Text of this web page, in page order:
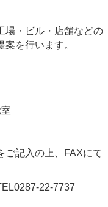
場・ビル・店舗などの
を行います。
ご記入の上、FAXにて
22-7737